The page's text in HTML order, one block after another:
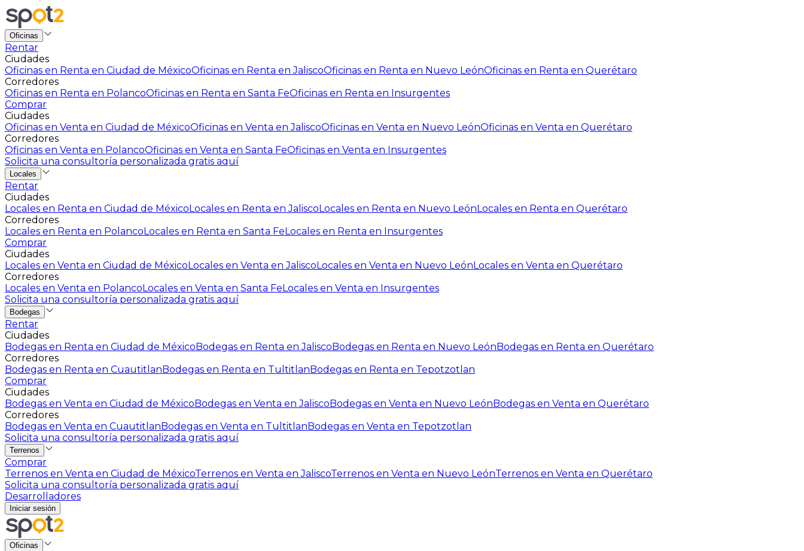
Oficinas
Rentar
Ciudades
Oficinas en Renta en Ciudad de MéxicoOficinas en Renta en JaliscoOficinas en Renta en Nuevo LeónOficinas en Renta en Querétaro
Corredores
Oficinas en Renta en PolancoOficinas en Renta en Santa FeOficinas en Renta en Insurgentes
Comprar
Ciudades
Oficinas en Venta en Ciudad de MéxicoOficinas en Venta en JaliscoOficinas en Venta en Nuevo LeónOficinas en Venta en Querétaro
Corredores
Oficinas en Venta en PolancoOficinas en Venta en Santa FeOficinas en Venta en Insurgentes
Solicita una consultoría personalizada gratis aquí
Locales
Rentar
Ciudades
Locales en Renta en Ciudad de MéxicoLocales en Renta en JaliscoLocales en Renta en Nuevo LeónLocales en Renta en Querétaro
Corredores
Locales en Renta en PolancoLocales en Renta en Santa FeLocales en Renta en Insurgentes
Comprar
Ciudades
Locales en Venta en Ciudad de MéxicoLocales en Venta en JaliscoLocales en Venta en Nuevo LeónLocales en Venta en Querétaro
Corredores
Locales en Venta en PolancoLocales en Venta en Santa FeLocales en Venta en Insurgentes
Solicita una consultoría personalizada gratis aquí
Bodegas
Rentar
Ciudades
Bodegas en Renta en Ciudad de MéxicoBodegas en Renta en JaliscoBodegas en Renta en Nuevo LeónBodegas en Renta en Querétaro
Corredores
Bodegas en Renta en CuautitlanBodegas en Renta en TultitlanBodegas en Renta en Tepotzotlan
Comprar
Ciudades
Bodegas en Venta en Ciudad de MéxicoBodegas en Venta en JaliscoBodegas en Venta en Nuevo LeónBodegas en Venta en Querétaro
Corredores
Bodegas en Venta en CuautitlanBodegas en Venta en TultitlanBodegas en Venta en Tepotzotlan
Solicita una consultoría personalizada gratis aquí
Terrenos
Comprar
Terrenos en Venta en Ciudad de MéxicoTerrenos en Venta en JaliscoTerrenos en Venta en Nuevo LeónTerrenos en Venta en Querétaro
Solicita una consultoría personalizada gratis aquí
Desarrolladores
Iniciar sesión
Oficinas